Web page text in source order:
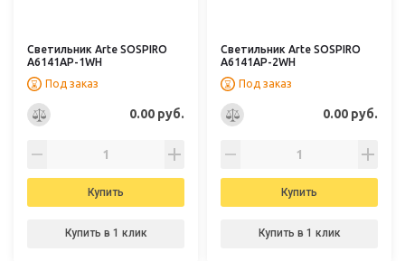
Светильник Arte SOSPIRO
A6141AP-1WH
Под заказ
0.00 руб.
Купить
Купить в 1 клик
Светильник Arte SOSPIRO
A6141AP-2WH
Под заказ
0.00 руб.
Купить
Купить в 1 клик